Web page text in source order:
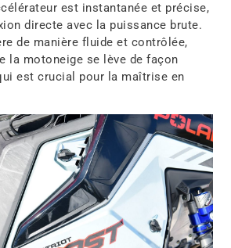
est instantanée et précise,
directe avec la puissance brute.
de manière fluide et contrôlée,
la motoneige se lève de façon
est crucial pour la maîtrise en